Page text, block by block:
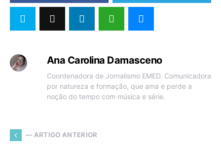
Ana Carolina Damasceno
Coordenadora de Jornalismo EMED. Comunicadora
por natureza e formação, que ama e perde a
noção do tempo com música e série.
— ARTIGO ANTERIOR